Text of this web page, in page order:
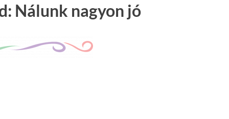
Nálunk nagyon jó